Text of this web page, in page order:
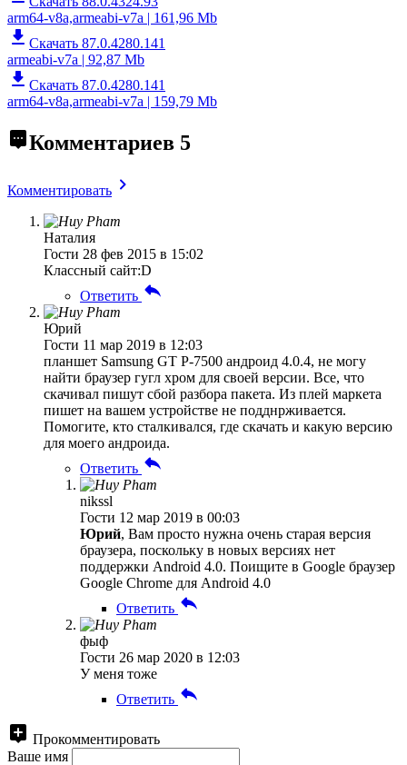
arm64-v8a,armeabi-v7a | 161,96 Mb
Скачать 87.0.4280.141
armeabi-v7a | 92,87 Mb
Скачать 87.0.4280.141
arm64-v8a,armeabi-v7a | 159,79 Mb
Комментариев 5
Комментировать
Наталия
Гости 28 фев 2015 в 15:02
Классный сайт:D
Ответить
Юрий
Гости 11 мар 2019 в 12:03
планшет Samsung GT Р-7500 андроид 4.0.4, не могу
найти браузер гугл хром для своей версии. Все, что
скачивал пишут сбой разбора пакета. Из плей маркета
пишет на вашем устройстве не подднрживается.
Помогите, кто сталкивался, где скачать и какую версию
для моего андроида.
Ответить
nikssl
Гости 12 мар 2019 в 00:03
Юрий, Вам просто нужна очень старая версия
браузера, поскольку в новых версиях нет
поддержки Android 4.0. Поищите в Google браузер
Google Chrome для Android 4.0
Ответить
фыф
Гости 26 мар 2020 в 12:03
У меня тоже
Ответить
Прокомментировать
Ваше имя